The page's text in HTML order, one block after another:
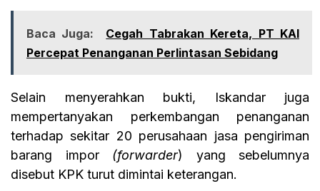
Baca Juga:
Cegah Tabrakan Kereta, PT KAI
Percepat Penanganan Perlintasan Sebidang
Selain menyerahkan bukti, Iskandar juga
mempertanyakan perkembangan penanganan
terhadap sekitar 20 perusahaan jasa pengiriman
barang impor (forwarder) yang sebelumnya
disebut KPK turut dimintai keterangan.